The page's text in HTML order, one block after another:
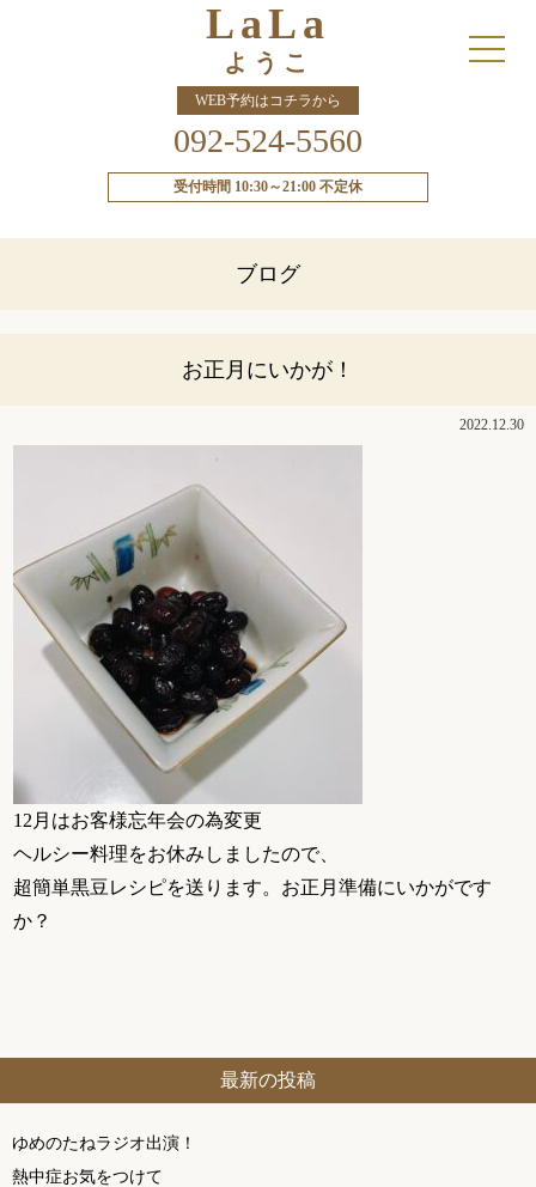
LaLa
ようこ
WEB予約はコチラから
092-524-5560
受付時間 10:30～21:00 不定休
ブログ
お正月にいかが！
2022.12.30
12月はお客様忘年会の為変更
ヘルシー料理をお休みしましたので、
超簡単黒豆レシピを送ります。お正月準備にいかがです
か？
最新の投稿
ゆめのたねラジオ出演！
熱中症お気をつけて